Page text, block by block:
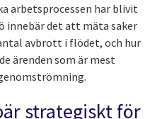
arbetsprocessen har blivit
innebär det att mäta saker
avbrott i flödet, och hur
ärenden som är mest
strategiskt för